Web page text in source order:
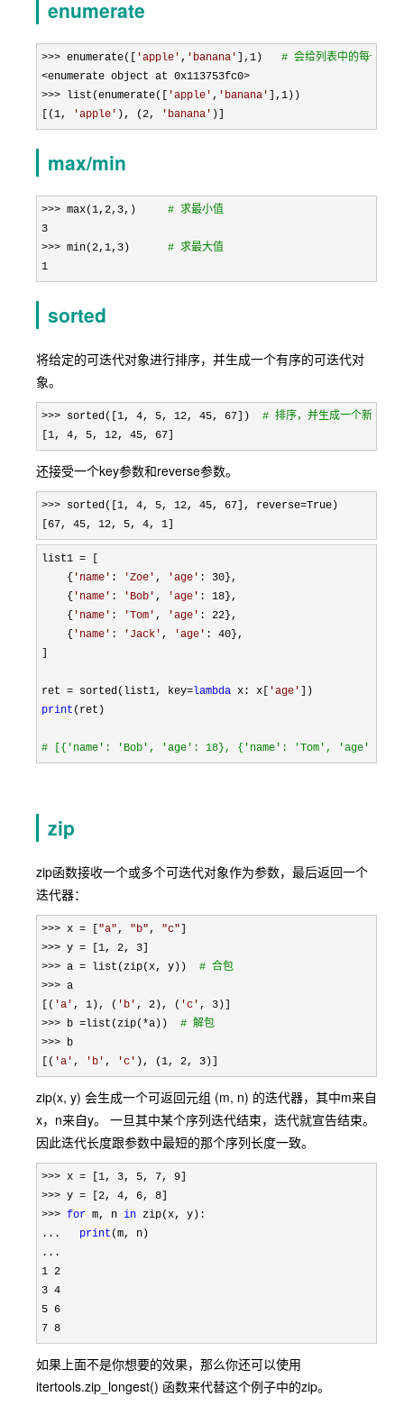
enumerate
>>> enumerate([ 'apple ' , ' banana ' ],1) # 会给列表中的每一个
<enumerate object at 0x113753fc0>
>>> list(enumerate([ 'apple ' , ' banana ' ],1))
[(1, 'apple ' ), (2, ' banana ' )]
max/min
>>> max(1,2,3,) # 求最小值
3
>>> min(2,1,3) # 求最大值
1
sorted
将给定的可迭代对象进行排序，并生成一个有序的可迭代对
象。
>>> sorted([1, 4, 5, 12, 45, 67]) # 排序，并生成一个新的有
[1, 4, 5, 12, 45, 67]
还接受一个key参数和reverse参数。
>>> sorted([1, 4, 5, 12, 45, 67], reverse=True)
[67, 45, 12, 5, 4, 1]
list1 = [
    {
' name ' : 'Zoe ' , 'age ' : 30},
    {
' name ' : ' Bob ' , 'age ' : 18},
    {
' name ' : 'Tom ' , 'age ' : 22},
    {
' name ' : ' Jack ' , 'age ' : 40},
]
ret = sorted(list1, key=lambda x: x[ 'age '
print (ret)
# [{'name': 'Bob', 'age': 18}, {'name': 'Tom', 'age':
zip
zip函数接收一个或多个可迭代对象作为参数，最后返回一个
迭代器：
>>> x = ["a" , " b" , "c"
>>> y = [1, 2, 3
>>> a = list(zip(x, y)) # 合包
>>> a
[( 'a ' , 1), ( ' b ' , 2), ( 'c ' , 3
>>> b =list(zip(*a)) # 解包
>>> b
[( 'a ' , ' b ' , 'c ' ), (1, 2, 3)]
zip(x, y) 会生成一个可返回元组 (m, n) 的迭代器，其中m来自
x，n来自y。 一旦其中某个序列迭代结束，迭代就宣告结束。
因此迭代长度跟参数中最短的那个序列长度一致。
>>> x = [1, 3, 5, 7, 9
>>> y = [2, 4, 6, 8
>>> for m, n in zip(x, y):
... print (m, n)
1 2
3 4
5 6
7 8
如果上面不是你想要的效果，那么你还可以使用
itertools.zip_longest() 函数来代替这个例子中的zip。